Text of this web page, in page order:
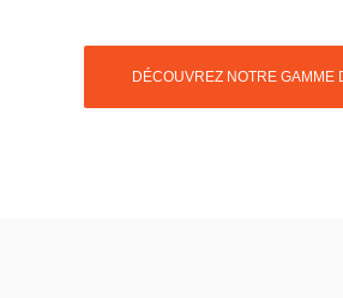
DÉCOUVREZ NOTRE GAMME